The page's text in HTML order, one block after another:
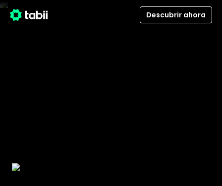
Descubrir ahora